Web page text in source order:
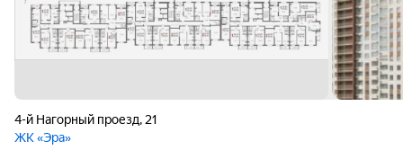
4-й Нагорный проезд, 21
ЖК «Эра»